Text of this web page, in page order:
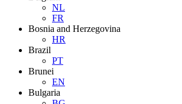
NL
FR
Bosnia and Herzegovina
HR
Brazil
PT
Brunei
EN
Bulgaria